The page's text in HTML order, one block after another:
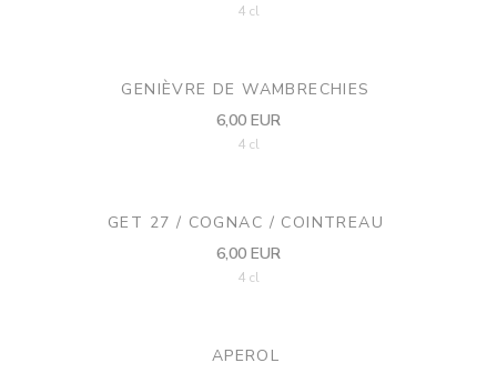
4 cl
GENIÈVRE DE WAMBRECHIES
6,00 EUR
4 cl
GET 27 / COGNAC / COINTREAU
6,00 EUR
4 cl
APEROL